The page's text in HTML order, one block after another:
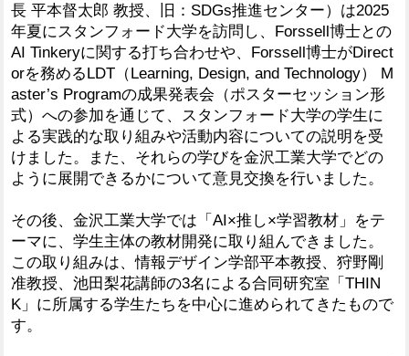
長 平本督太郎 教授、旧：SDGs推進センター）は2025
年夏にスタンフォード大学を訪問し、Forssell博士との
AI Tinkeryに関する打ち合わせや、Forssell博士がDirect
orを務めるLDT（Learning, Design, and Technology） M
aster’s Programの成果発表会（ポスターセッション形
式）への参加を通じて、スタンフォード大学の学生に
よる実践的な取り組みや活動内容についての説明を受
けました。また、それらの学びを金沢工業大学でどの
ように展開できるかについて意見交換を行いました。
その後、金沢工業大学では「AI×推し×学習教材」をテ
ーマに、学生主体の教材開発に取り組んできました。
この取り組みは、情報デザイン学部平本教授、狩野剛
准教授、池田梨花講師の3名による合同研究室「THIN
K」に所属する学生たちを中心に進められてきたもので
す。